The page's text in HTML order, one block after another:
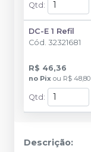
Qtd :
DC-E 1 Refil
Cód. 32321681
R$ 46,36
no Pix ou R$ 48,80
Qtd :
Descrição: